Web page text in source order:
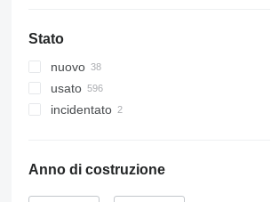
Stato
nuovo
usato
incidentato
Anno di costruzione